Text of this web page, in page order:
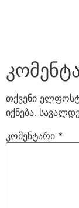
თქვენი
იქნება.
კომენტარი *